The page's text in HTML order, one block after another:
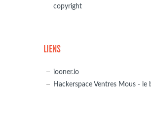
copyright
LIENS
iooner.io
Hackerspace Ventres Mous - le